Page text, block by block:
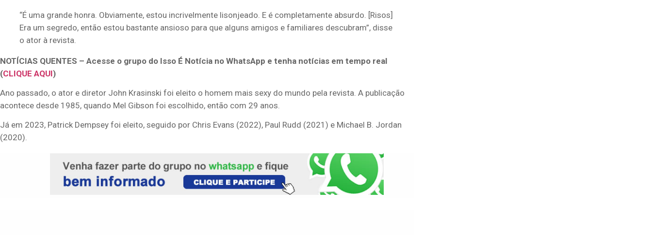
“É uma grande honra. Obviamente, estou incrivelmente lisonjeado. E é completamente absurdo. [Risos]
Era um segredo, então estou bastante ansioso para que alguns amigos e familiares descubram”, disse
o ator à revista.
NOTÍCIAS QUENTES – Acesse o grupo do Isso É Notícia no WhatsApp e tenha notícias em tempo real
(CLIQUE AQUI)
Ano passado, o ator e diretor John Krasinski foi eleito o homem mais sexy do mundo pela revista. A publicação
acontece desde 1985, quando Mel Gibson foi escolhido, então com 29 anos.
Já em 2023, Patrick Dempsey foi eleito, seguido por Chris Evans (2022), Paul Rudd (2021) e Michael B. Jordan
(2020).